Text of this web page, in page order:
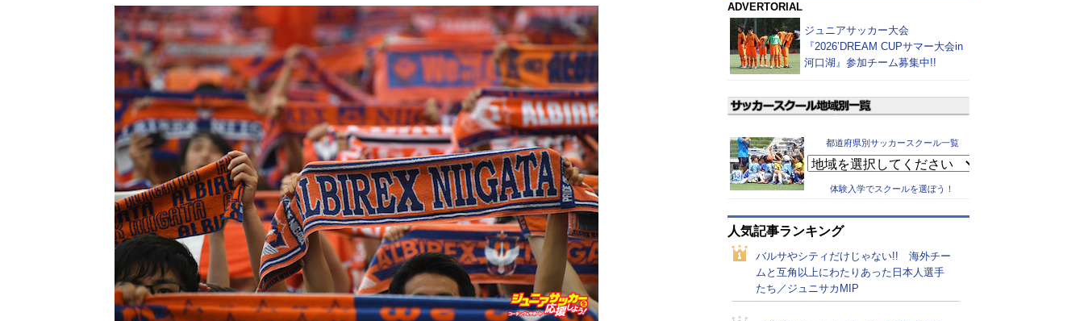
ADVERTORIAL
ジュニアサッカー大会
『2026’DREAM CUPサマー大会in
河口湖』参加チーム募集中!!
都道府県別サッカースクール一覧
体験入学でスクールを選ぼう！
人気記事ランキング
バルサやシティだけじゃない!! 海外チー
ムと互角以上にわたりあった日本人選手
たち／ジュニサカMIP